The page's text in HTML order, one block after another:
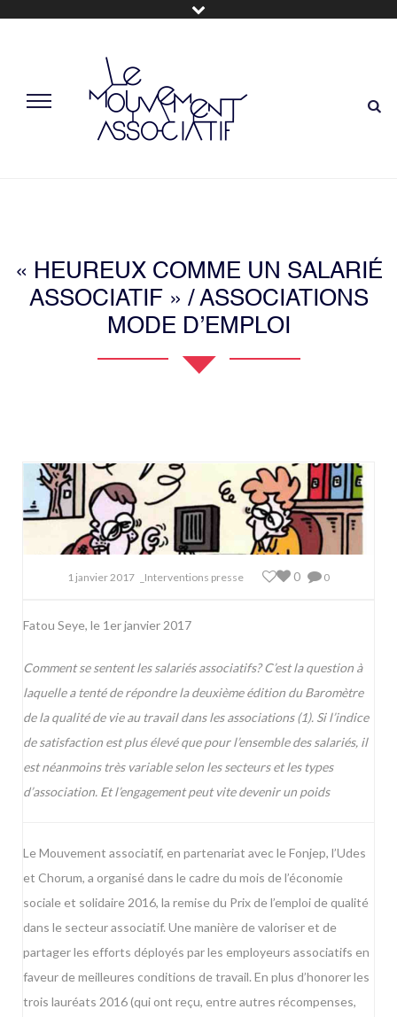
« HEUREUX COMME UN SALARIÉ
ASSOCIATIF » / ASSOCIATIONS
MODE D’EMPLOI
1 janvier 2017 _Interventions presse 0
0
Fatou Seye, le 1er janvier 2017
Comment se sentent les salariés associatifs? C’est la question à
laquelle a tenté de répondre la deuxième édition du Baromètre
de la qualité de vie au travail dans les associations (1). Si l’indice
de satisfaction est plus élevé que pour l’ensemble des salariés, il
est néanmoins très variable selon les secteurs et les types
d’association. Et l’engagement peut vite devenir un poids
Le Mouvement associatif, en partenariat avec le Fonjep, l’Udes
et Chorum, a organisé dans le cadre du mois de l’économie
sociale et solidaire 2016, la remise du Prix de l’emploi de qualité
dans le secteur associatif. Une manière de valoriser et de
partager les efforts déployés par les employeurs associatifs en
faveur de meilleures conditions de travail. En plus d’honorer les
trois lauréats 2016 (qui ont reçu, entre autres récompenses,